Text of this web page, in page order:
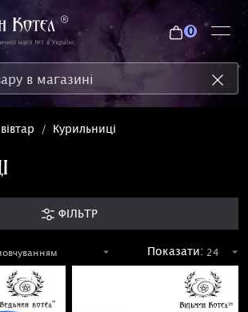
0
Курильниці
ФІЛЬТР
Показати: